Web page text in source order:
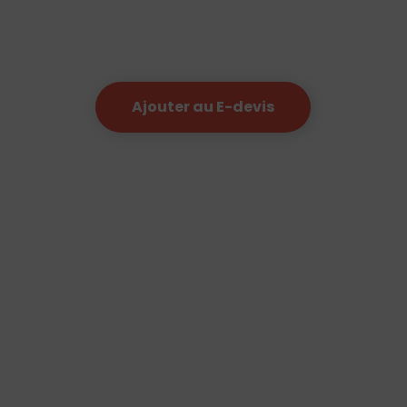
Ajouter au E-devis